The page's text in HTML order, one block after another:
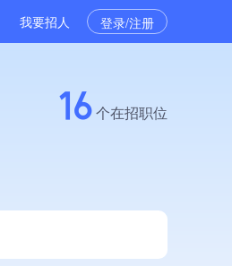
我要招人 登录/注册
16个在招职位